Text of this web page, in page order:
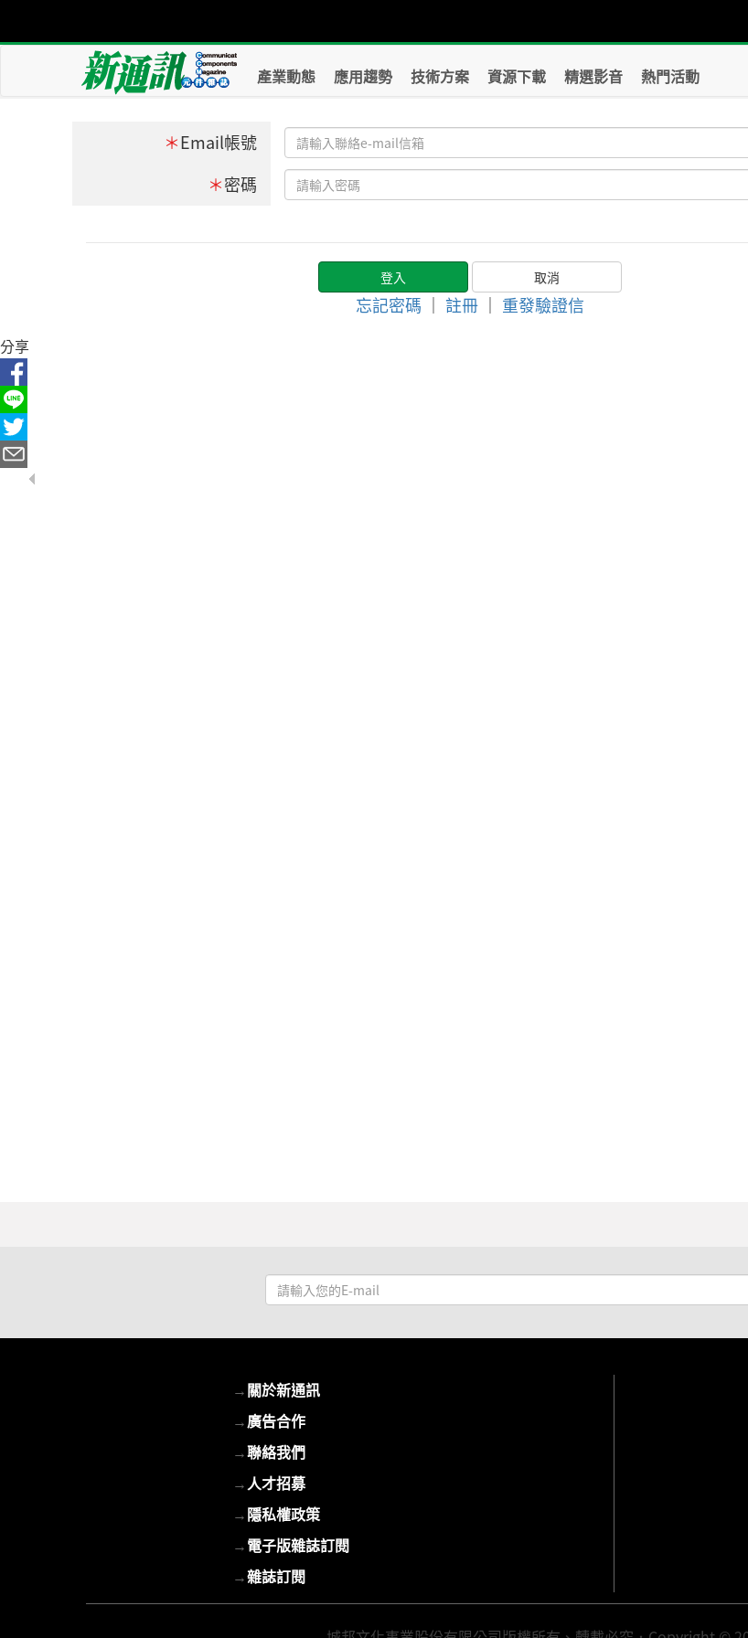
產業動態 應用趨勢 技術方案 資源下載 精選影音 熱門活動
＊Email帳號
＊密碼
忘記密碼 ｜ 註冊 ｜ 重發驗證信
請
輸
E-
mail
分享
→關於新通訊
→廣告合作
→聯絡我們
→人才招募
→隱私權政策
→電子版雜誌訂閱
→雜誌訂閱